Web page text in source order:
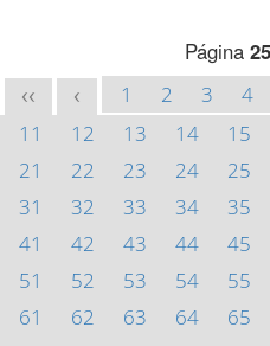
Página
<< < 1 2 3 4
11
12 13 14 15
21
22 23 24 25
31
32 33 34 35
41
42 43 44 45
51
52 53 54 55
61
62 63 64 65